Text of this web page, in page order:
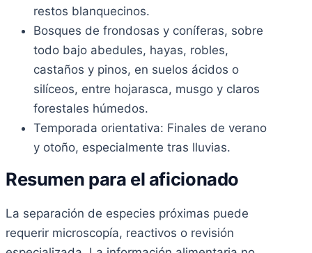
restos blanquecinos.
Bosques de frondosas y coníferas, sobre
todo bajo abedules, hayas, robles,
castaños y pinos, en suelos ácidos o
silíceos, entre hojarasca, musgo y claros
forestales húmedos.
Temporada orientativa: Finales de verano
y otoño, especialmente tras lluvias.
Resumen para el aficionado
La separación de especies próximas puede
requerir microscopía, reactivos o revisión